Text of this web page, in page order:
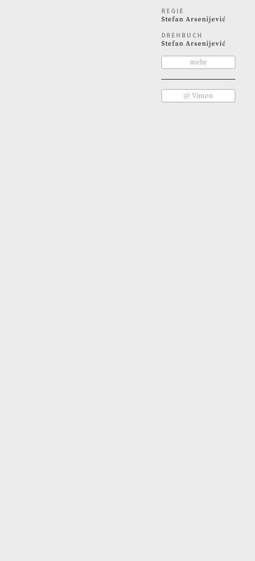
REGIE
Stefan Arsenijević
DREHBUCH
Stefan Arsenijević
mehr
@ Vimeo